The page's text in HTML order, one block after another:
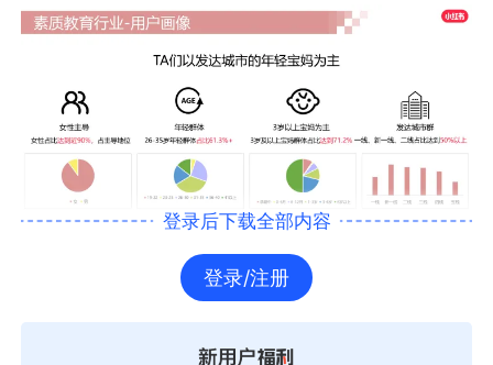
登录后下载全部内容
登录/注册